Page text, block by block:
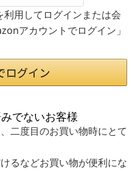
用してログインまたは会
アカウントでログイン」
でないお客様
二度目のお買い物時にとて
るなどお買い物が便利にな